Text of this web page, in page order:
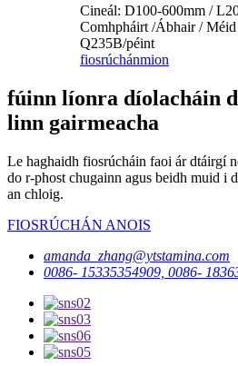
Cineál: D100-600mm /
Comhpháirt /Ábhair /
Q235B/péint
fiosrúchánmion
fúinn líonra díolacháin
linn gairmeacha
Le haghaidh fiosrúcháin faoi ár dtáirgí
do r-phost chugainn agus beidh muid i
an chloig.
FIOSRÚCHÁN ANOIS
amanda_zhang@ytstamina.com
0086- 15335354909, 0086-